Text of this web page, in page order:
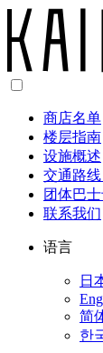
商店名单
楼层指南
设施概述
交通路
团体巴
联系我们
语言
日
简
한